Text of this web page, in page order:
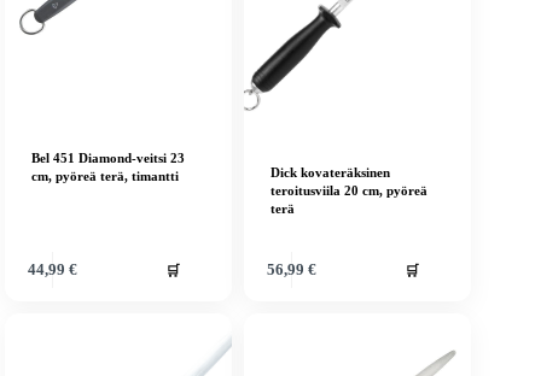
Bel 451 Diamond-veitsi 23
cm, pyöreä terä, timantti
44,99 € 🛒
Dick kovateräksinen
teroitusviila 20 cm, pyöreä
terä
56,99 € 🛒